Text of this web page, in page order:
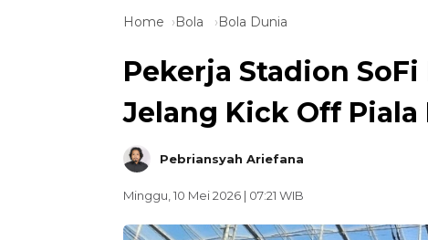
Home Bola Bola Dunia
Pekerja Stadion
Jelang Kick Off Piala
Pebriansyah Ariefana
Minggu, 10 Mei 2026 | 07:21 WIB